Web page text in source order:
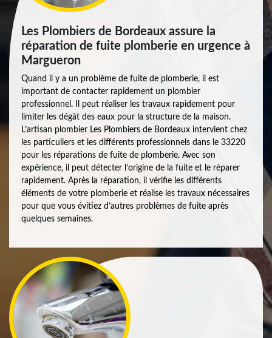
Les Plombiers de Bordeaux assure la
réparation de fuite plomberie en urgence à
Margueron
Quand il y a un problème de fuite de plomberie, il est
important de contacter rapidement un plombier
professionnel. Il peut réaliser les travaux rapidement pour
limiter les dégât des eaux pour la structure de la maison.
L’artisan plombier Les Plombiers de Bordeaux intervient chez
les particuliers et les différents professionnels dans le 33220
pour les réparations de fuite de plomberie. Avec son
expérience, il peut détecter l’origine de la fuite et le réparer
rapidement. Après la réparation, il vérifie les différents
éléments de votre plomberie et réalise les travaux nécessaires
pour que vous évitiez d’autres problèmes de fuite après
quelques semaines.